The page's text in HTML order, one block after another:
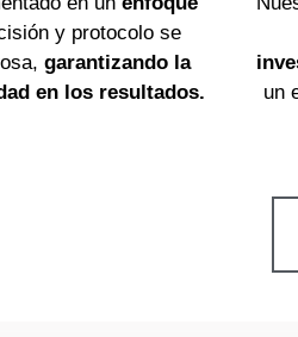
y protocolo se
garantizando la
en los resultados.
un